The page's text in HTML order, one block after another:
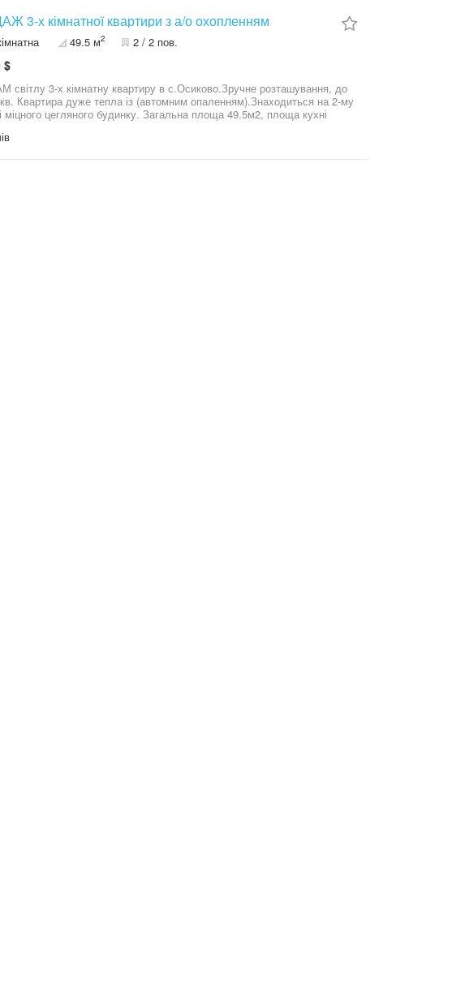
3-х кімнатної квартири з а/о охопленням
49.5 м2 2 / 2 пов.
$
світлу 3-х кімнатну квартиру в с.Осиково.Зручне розташування, до
Квартира дуже тепла із (автомним опаленням).Знаходиться на 2-му
міцного цегляного будинку. Загальна площа 49.5м2, площа кухні
Торг присутній. Всі інші деталі які цікавлять по телефону.